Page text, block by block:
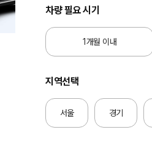
차량 필요 시기
1개월 이내
지역선택
서울 경기